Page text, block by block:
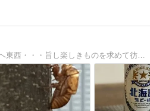
横浜をアジトに、北へ南へ東西・・・旨し楽しきものを求めて彷徨うグウタラな日々でございます